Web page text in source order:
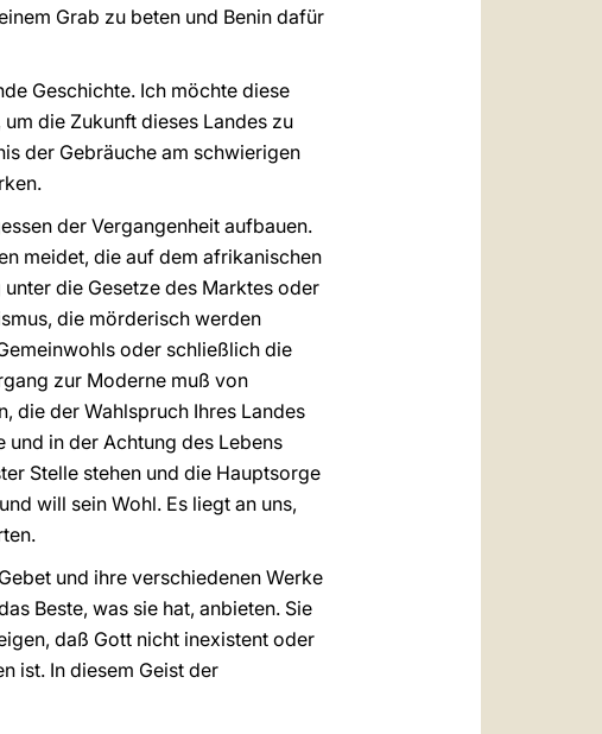
Grab zu beten und Benin dafür
Geschichte. Ich möchte diese
die Zukunft dieses Landes zu
der Gebräuche am schwierigen
der Vergangenheit aufbauen.
meidet, die auf dem afrikanischen
die Gesetze des Marktes oder
die mörderisch werden
oder schließlich die
zur Moderne muß von
die der Wahlspruch Ihres Landes
und in der Achtung des Lebens
Stelle stehen und die Hauptsorge
will sein Wohl. Es liegt an uns,
und ihre verschiedenen Werke
Beste, was sie hat, anbieten. Sie
daß Gott nicht inexistent oder
ist. In diesem Geist der